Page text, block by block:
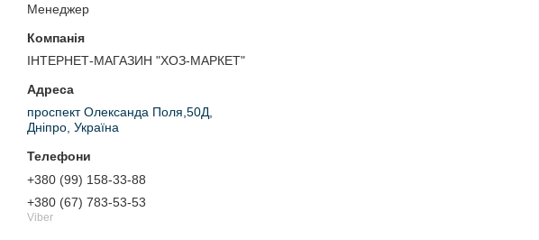
Менеджер
ІНТЕРНЕТ-МАГАЗИН "ХОЗ-МАРКЕТ"
проспект Олександа Поля,50Д,
Дніпро, Україна
+380 (99) 158-33-88
+380 (67) 783-53-53
Viber